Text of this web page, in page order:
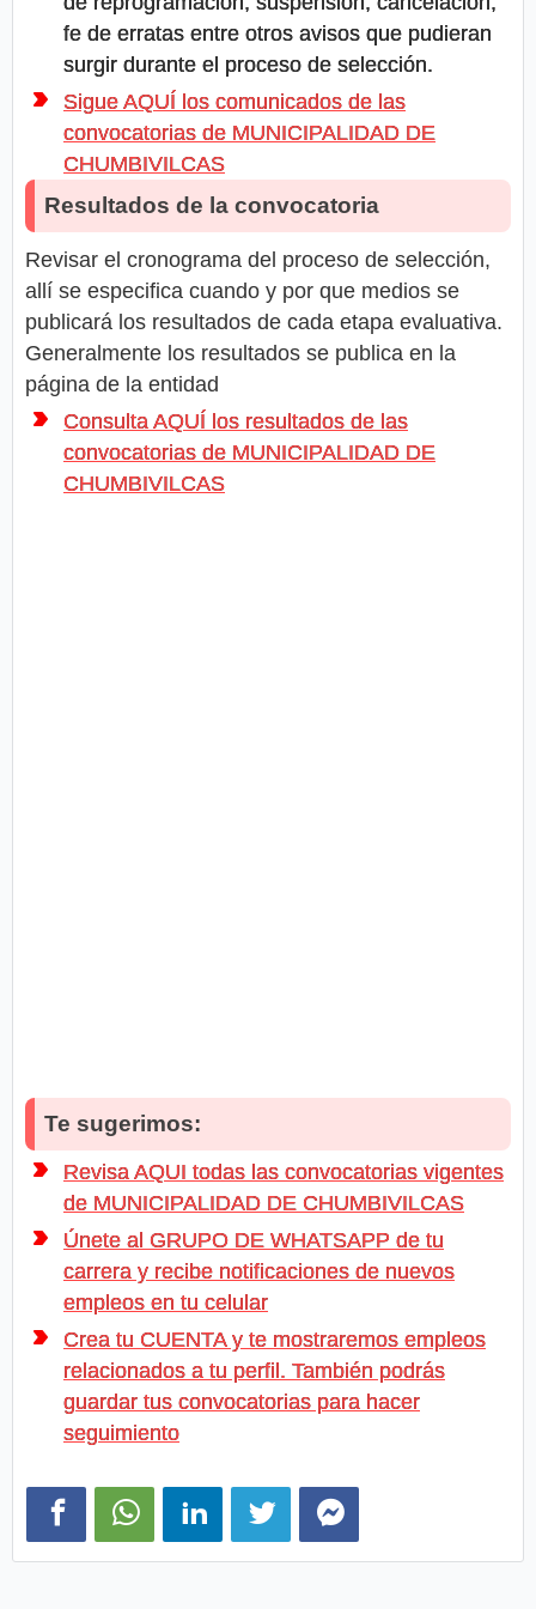
fe de erratas entre otros avisos que pudieran
surgir durante el proceso de selección.
Sigue AQUÍ los comunicados de las
convocatorias de MUNICIPALIDAD DE
CHUMBIVILCAS
Resultados de la convocatoria
Revisar el cronograma del proceso de selección,
allí se especifica cuando y por que medios se
publicará los resultados de cada etapa evaluativa.
Generalmente los resultados se publica en la
página de la entidad
Consulta AQUÍ los resultados de las
convocatorias de MUNICIPALIDAD DE
CHUMBIVILCAS
Te sugerimos:
Revisa AQUI todas las convocatorias vigentes
de MUNICIPALIDAD DE CHUMBIVILCAS
Únete al GRUPO DE WHATSAPP de tu
carrera y recibe notificaciones de nuevos
empleos en tu celular
Crea tu CUENTA y te mostraremos empleos
relacionados a tu perfil. También podrás
guardar tus convocatorias para hacer
seguimiento